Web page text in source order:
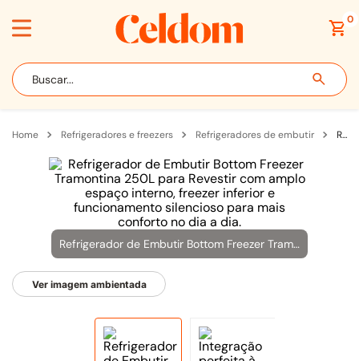
0
Buscar...
refrigeradores e freezers refrigeradores de embutir Refrigerador de Embutir Bottom Freezer Tramontina 250L para Revestir
Refrigerador de Embutir Bottom Freezer Tramontina 250L para Revestir com amplo espaço interno, freezer inferior e funcionamento silencioso para mais conforto no dia a dia.
Ver imagem ambientada